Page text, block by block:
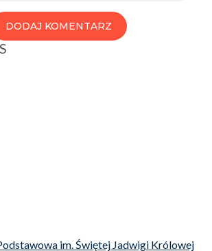
im. Świętej Jadwigi Królowej